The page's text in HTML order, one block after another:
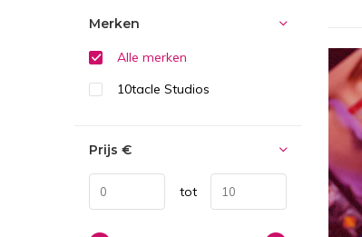
Merken
Alle merken
10tacle Studios
Prijs €
tot